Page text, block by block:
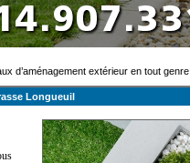
d’aménagement extérieur en tout genre
Longueuil